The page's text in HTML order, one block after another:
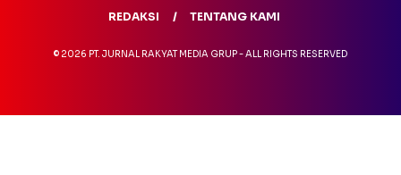
REDAKSI
TENTANG KAMI
© 2026 PT. JURNAL RAKYAT MEDIA GRUP - ALL RIGHTS RESERVED